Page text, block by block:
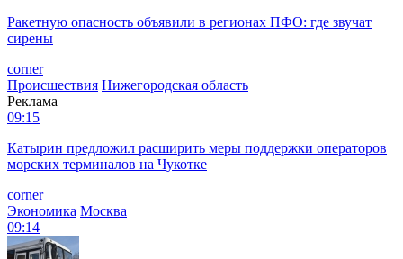
Ракетную опасность объявили в регионах ПФО: где звучат
сирены
corner
Происшествия Нижегородская область
Реклама
09:15
Катырин предложил расширить меры поддержки операторов
морских терминалов на Чукотке
corner
Экономика Москва
09:14